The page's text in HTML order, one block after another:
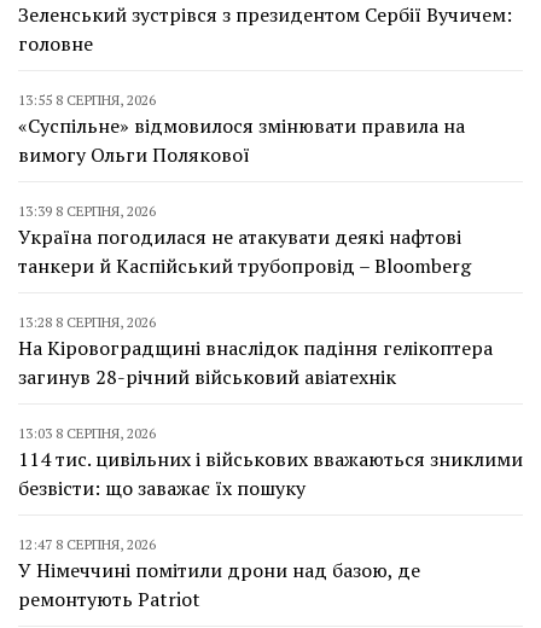
Зеленський зустрівся з президентом Сербії Вучичем:
головне
13:55 8 СЕРПНЯ, 2026
«Суспільне» відмовилося змінювати правила на
вимогу Ольги Полякової
13:39 8 СЕРПНЯ, 2026
Україна погодилася не атакувати деякі нафтові
танкери й Каспійський трубопровід – Bloomberg
13:28 8 СЕРПНЯ, 2026
На Кіровоградщині внаслідок падіння гелікоптера
загинув 28-річний військовий авіатехнік
13:03 8 СЕРПНЯ, 2026
114 тис. цивільних і військових вважаються зниклими
безвісти: що заважає їх пошуку
12:47 8 СЕРПНЯ, 2026
У Німеччині помітили дрони над базою, де
ремонтують Patriot